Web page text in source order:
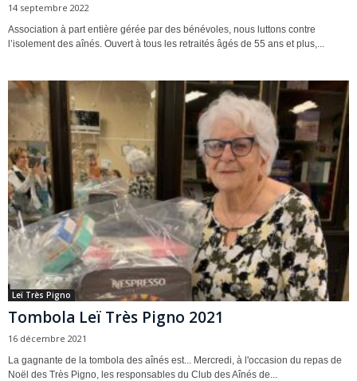
14 septembre 2022
Association à part entière gérée par des bénévoles, nous luttons contre
l’isolement des aînés. Ouvert à tous les retraités âgés de 55 ans et plus,...
Leï Très Pigno
Tombola Leï Très Pigno 2021
16 décembre 2021
La gagnante de la tombola des aînés est... Mercredi, à l'occasion du repas de
Noël des Très Pigno, les responsables du Club des Aînés de...